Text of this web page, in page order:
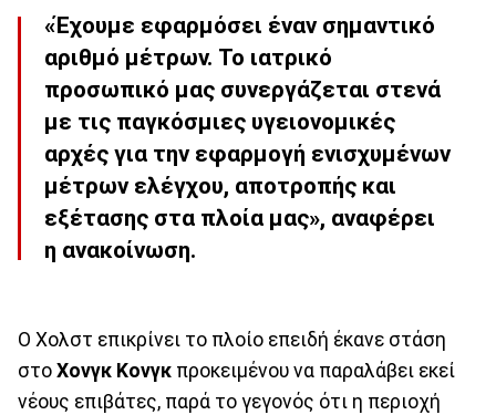
«Έχουμε εφαρμόσει έναν σημαντικό
αριθμό μέτρων. Το ιατρικό
προσωπικό μας συνεργάζεται στενά
με τις παγκόσμιες υγειονομικές
αρχές για την εφαρμογή ενισχυμένων
μέτρων ελέγχου, αποτροπής και
εξέτασης στα πλοία μας», αναφέρει
η ανακοίνωση.
Ο Χολστ επικρίνει το πλοίο επειδή έκανε στάση
στο Χονγκ Κονγκ προκειμένου να παραλάβει εκεί
νέους επιβάτες, παρά το γεγονός ότι η περιοχή